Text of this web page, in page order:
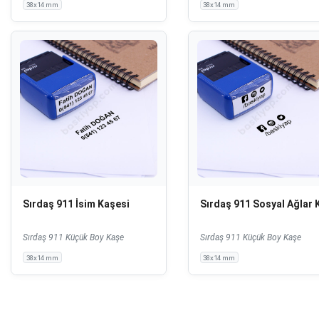
38x14 mm 38x14 mm
Sırdaş 911 İsim Kaşesi
Sırdaş 911 Küçük Boy Kaşe
38x14 mm
Sırdaş 911 Sosyal Ağlar
Sırdaş 911 Küçük Boy Kaşe
38x14 mm